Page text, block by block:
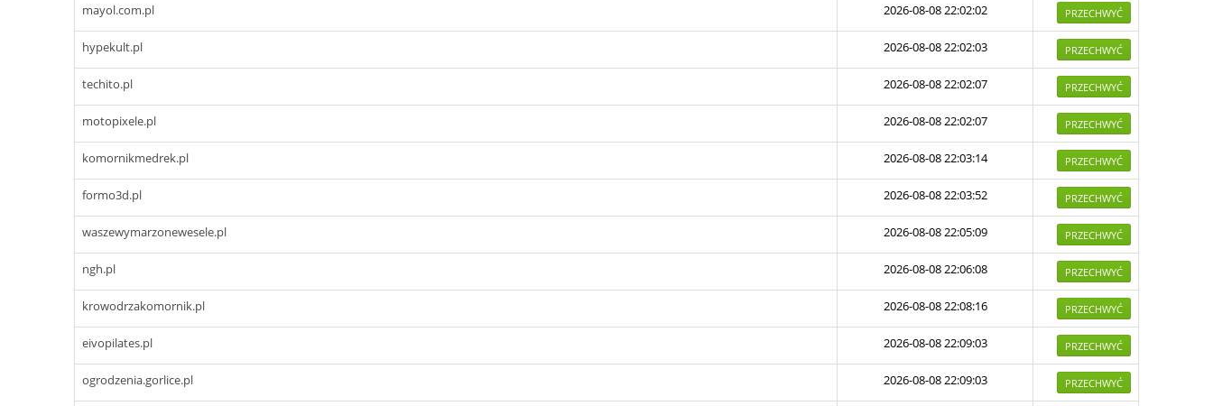
mayol.com.pl 2026-08-08 22:02:02 PRZECHWYĆ
hypekult.pl 2026-08-08 22:02:03 PRZECHWYĆ
techito.pl 2026-08-08 22:02:07 PRZECHWYĆ
motopixele.pl 2026-08-08 22:02:07 PRZECHWYĆ
komornikmedrek.pl 2026-08-08 22:03:14 PRZECHWYĆ
formo3d.pl 2026-08-08 22:03:52 PRZECHWYĆ
waszewymarzonewesele.pl 2026-08-08 22:05:09 PRZECHWYĆ
ngh.pl 2026-08-08 22:06:08 PRZECHWYĆ
krowodrzakomornik.pl 2026-08-08 22:08:16 PRZECHWYĆ
eivopilates.pl 2026-08-08 22:09:03 PRZECHWYĆ
ogrodzenia.gorlice.pl 2026-08-08 22:09:03 PRZECHWYĆ